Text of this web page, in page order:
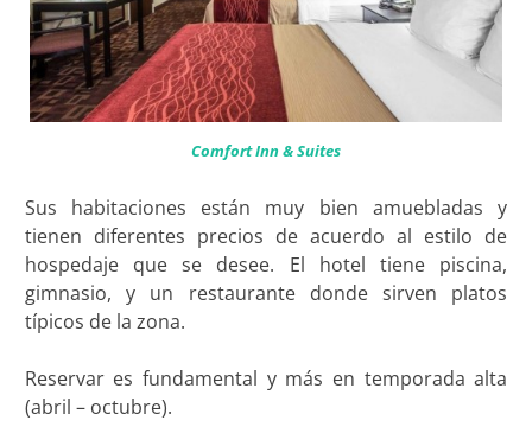
Comfort Inn & Suites
Sus habitaciones están muy bien amuebladas y
tienen diferentes precios de acuerdo al estilo de
hospedaje que se desee. El hotel tiene piscina,
gimnasio, y un restaurante donde sirven platos
típicos de la zona.
Reservar es fundamental y más en temporada alta
(abril – octubre).